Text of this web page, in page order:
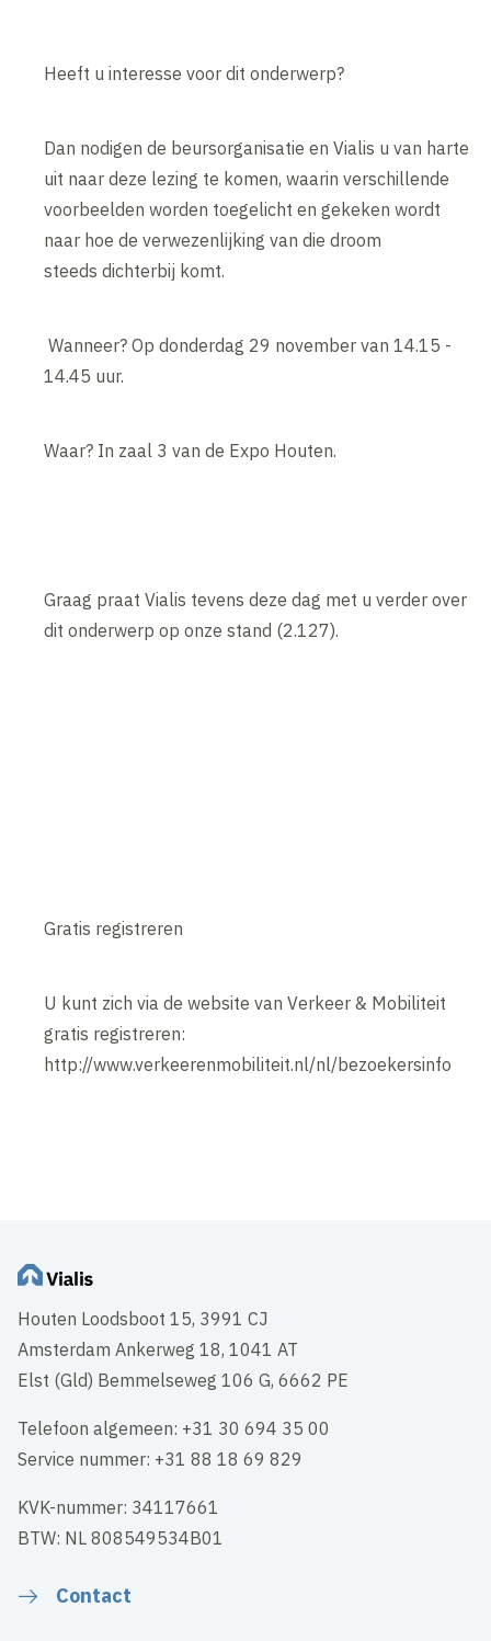
Heeft u interesse voor dit onderwerp?
Dan nodigen de beursorganisatie en Vialis u van harte
uit naar deze lezing te komen, waarin verschillende
voorbeelden worden toegelicht en gekeken wordt
naar hoe de verwezenlijking van die droom
steeds dichterbij komt.
Wanneer? Op donderdag 29 november van 14.15 -
14.45 uur.
Waar? In zaal 3 van de Expo Houten.
Graag praat Vialis tevens deze dag met u verder over
dit onderwerp op onze stand (2.127).
Gratis registreren
U kunt zich via de website van Verkeer & Mobiliteit
gratis registreren:
http://www.verkeerenmobiliteit.nl/nl/bezoekersinfo
Houten Loodsboot 15, 3991 CJ
Amsterdam Ankerweg 18, 1041 AT
Elst (Gld) Bemmelseweg 106 G, 6662 PE
Telefoon algemeen: +31 30 694 35 00
Service nummer: +31 88 18 69 829
KVK-nummer: 34117661
BTW: NL 808549534B01
Contact